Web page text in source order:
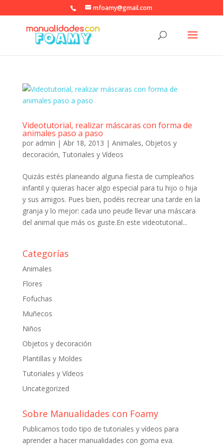
mfoamy@gmail.com
Videotutorial, realizar máscaras con forma de
animales paso a paso
por admin | Abr 18, 2013 | Animales, Objetos y
decoración, Tutoriales y Vídeos
Quizás estés planeando alguna fiesta de cumpleaños
infantil y quieras hacer algo especial para tu hijo o hija
y sus amigos. Pues bien, podéis recrear una tarde en la
granja y lo mejor: cada uno peude llevar una máscara
del animal que más os guste.En este videotutorial...
Categorías
Animales
Flores
Fofuchas
Muñecos
Niños
Objetos y decoración
Plantillas y Moldes
Tutoriales y Vídeos
Uncategorized
Sobre Manualidades con Foamy
Publicamos todo tipo de tutoriales y vídeos para
aprender a hacer manualidades con goma eva.